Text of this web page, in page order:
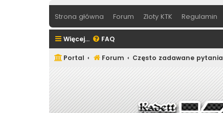
Strona główna Forum Zloty KTK Regulamin
Więcej… FAQ
Portal Forum Często zadawane pytania